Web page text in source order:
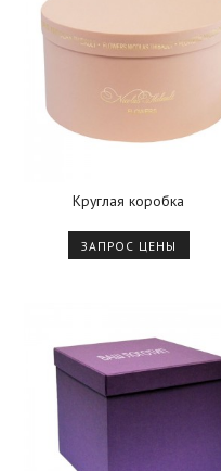
Круглая коробка
ЗАПРОС ЦЕНЫ